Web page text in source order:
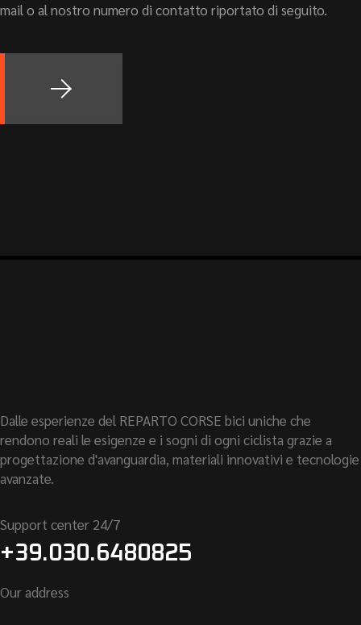
mail o al nostro numero di contatto riportato di seguito.
Dalle esperienze del REPARTO CORSE bici uniche che
rendono reali le esigenze e i sogni di ogni ciclista grazie a
progettazione d'avanguardia, materiali innovativi e tecnologie
avanzate.
Support center 24/7
+39.030.6480825
Our address